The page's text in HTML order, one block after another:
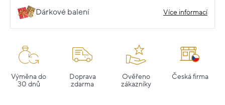
Dárkové balení Více informací
Výměna do
30 dnů
Doprava
zdarma
Ověřeno
zákazníky
Česká firma